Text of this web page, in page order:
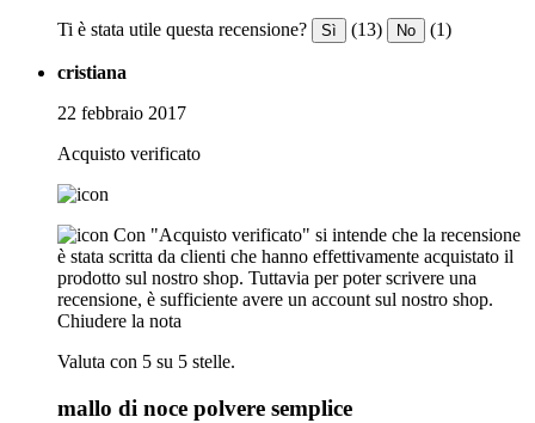
Ti è stata utile questa recensione? Sì (13) No (1)
cristiana
22 febbraio 2017
Acquisto verificato
Con "Acquisto verificato" si intende che la recensione
è stata scritta da clienti che hanno effettivamente acquistato il
prodotto sul nostro shop. Tuttavia per poter scrivere una
recensione, è sufficiente avere un account sul nostro shop.
Chiudere la nota
Valuta con 5 su 5 stelle.
mallo di noce polvere semplice